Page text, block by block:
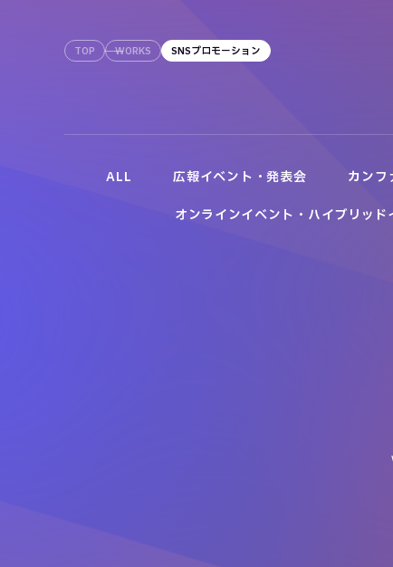
TOP WORKS SNSプロモーション
ALL 広報イベント・発表会 カンフ
オンラインイベント・ハイブリッド